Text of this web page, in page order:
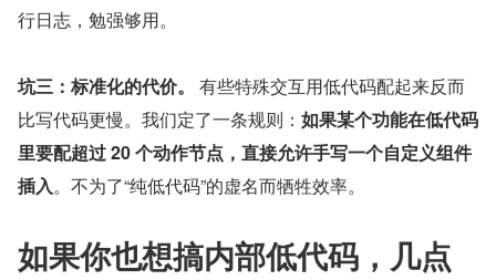
行日志，勉强够用。
坑三：标准化的代价。
有些特殊交互用低代码配起来反而
比写代码更慢。我们定了一条规则： 如果某个功能在低代码
里要配超过 20 个动作节点，直接允许手写一个自定义组件
插入。不为了“纯低代码”的虚名而牺牲效率。
如果你也想搞内部低代码，几点